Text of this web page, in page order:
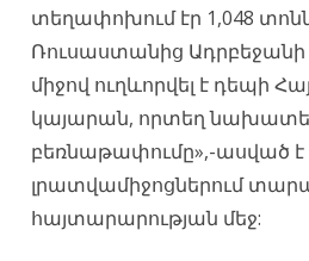
տեղափոխում էր 1,048
Ռուսաստանից
միջով ուղևորվել է դեպի
կայարան, որտեղ
բեռնաթափումը»,-ասված է
լրատվամիջոցներում
հայտարարության մեջ: